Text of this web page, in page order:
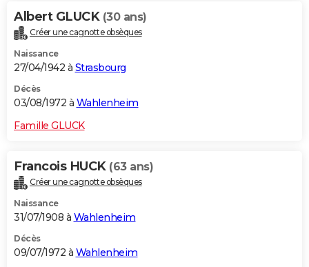
Albert GLUCK (30 ans)
Créer une cagnotte obsèques
Naissance
27/04/1942 à Strasbourg
Décès
03/08/1972 à Wahlenheim
Famille GLUCK
Francois HUCK (63 ans)
Créer une cagnotte obsèques
Naissance
31/07/1908 à Wahlenheim
Décès
09/07/1972 à Wahlenheim